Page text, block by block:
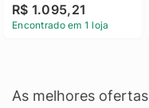
Linux 14 - 3002181
R$ 1.095,21
Encontrado em 1 loja
As melhores